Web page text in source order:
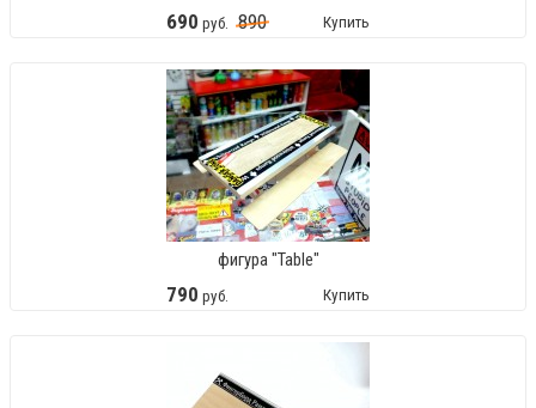
690 руб. 890 Купить
фигура "Table"
790 руб. Купить